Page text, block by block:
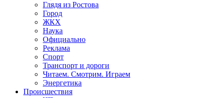
Глядя из Ростова
Город
ЖКХ
Наука
Официально
Реклама
Спорт
Транспорт и дороги
Читаем. Смотрим. Играем
Энергетика
Происшествия